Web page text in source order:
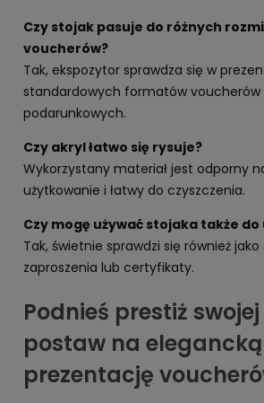
Czy stojak pasuje do różnych
voucherów?
Tak, ekspozytor sprawdza się w
standardowych formatów voucherów
podarunkowych.
Czy akryl łatwo się rysuje?
Wykorzystany materiał jest odporny
użytkowanie i łatwy do czyszczenia.
Czy mogę używać stojaka także
Tak, świetnie sprawdzi się również
zaproszenia lub certyfikaty.
Podnieś prestiż
postaw na elegancką
prezentację